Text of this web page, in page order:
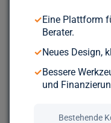
✓Eine Plattform
Berater.
✓Neues Design,
✓Bessere
und
Bestehende
Bereit für
Durchsuche über